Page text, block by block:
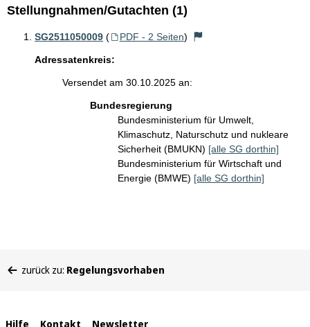
Stellungnahmen/Gutachten (1)
SG2511050009 ( PDF - 2 Seiten)
Adressatenkreis:
Versendet am 30.10.2025 an:
Bundesregierung
Bundesministerium für Umwelt,
Klimaschutz, Naturschutz und nukleare
Sicherheit (BMUKN) [alle SG dorthin]
Bundesministerium für Wirtschaft und
Energie (BMWE) [alle SG dorthin]
befinden
zurück zu: Regelungsvorhaben
Hilfe Kontakt Newsletter